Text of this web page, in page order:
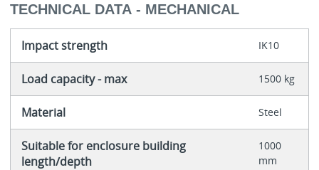
TECHNICAL DATA - MECHANICAL
Impact strength IK10
Load capacity - max 1500 kg
Material Steel
Suitable for enclosure building
length/depth
1000
mm